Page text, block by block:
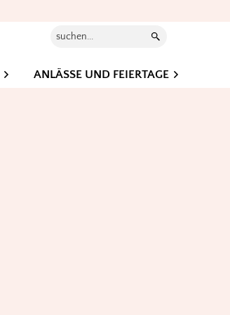
Suchen...
ANLÄSSE UND FEIERTAGE